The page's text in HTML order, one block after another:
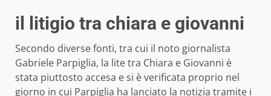
il litigio tra chiara e giovanni
Secondo diverse fonti, tra cui il noto giornalista
Gabriele Parpiglia, la lite tra Chiara e Giovanni è
stata piuttosto accesa e si è verificata proprio nel
giorno in cui Parpiglia ha lanciato la notizia tramite i